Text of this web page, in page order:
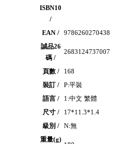
ISBN10
/
EAN /
9786260270438
誠品26
碼 /
2683124737007
頁數 /
168
裝訂 /
P:平裝
語言 /
1:中文 繁體
尺寸 /
17*11.3*1.4
級別 /
N:無
重量(g)